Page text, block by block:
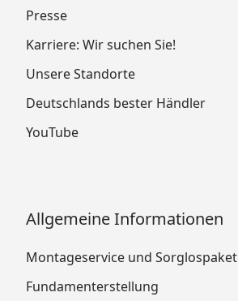
Presse
Karriere: Wir suchen Sie!
Unsere Standorte
Deutschlands bester Händler
YouTube
Allgemeine Informationen
Montageservice und Sorglospaket
Fundamenterstellung